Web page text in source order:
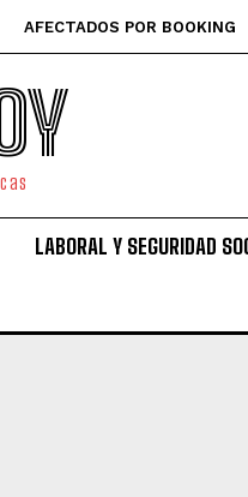
AFECTADOS POR BOOKING
LABORAL Y SEGURIDAD